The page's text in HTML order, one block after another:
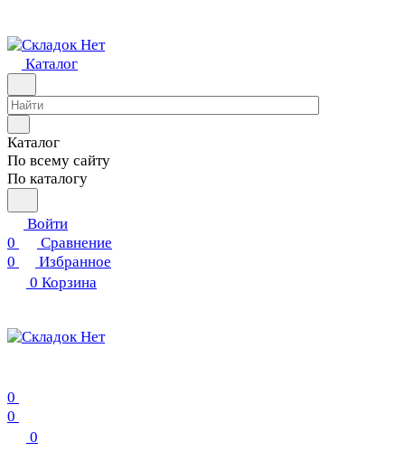
Каталог
Каталог
По всему сайту
По каталогу
Войти
0
Сравнение
0
Избранное
0 Корзина
0
0
0